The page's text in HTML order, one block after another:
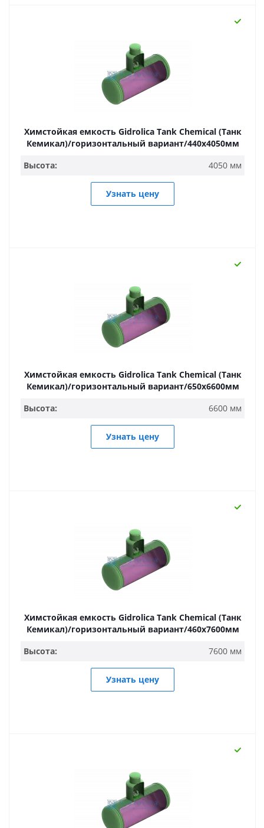
Химстойкая емкость Gidrolica Tank Chemical (Танк
Кемикал)/горизонтальный вариант/440х4050мм
Высота:
4050 мм
Узнать цену
Химстойкая емкость Gidrolica Tank Chemical (Танк
Кемикал)/горизонтальный вариант/650х6600мм
Высота:
6600 мм
Узнать цену
Химстойкая емкость Gidrolica Tank Chemical (Танк
Кемикал)/горизонтальный вариант/460х7600мм
Высота:
7600 мм
Узнать цену